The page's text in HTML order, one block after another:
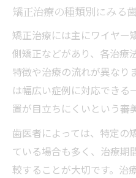
矯正治療の種類別にみる
矯正治療には主にワイヤー
側矯正などがあり、各治療
特徴や治療の流れが異なり
は幅広い症例に対応できる
置が目立ちにくいという審
歯医者によっては、特定の
ている場合も多く、治療期
較することが大切です。治